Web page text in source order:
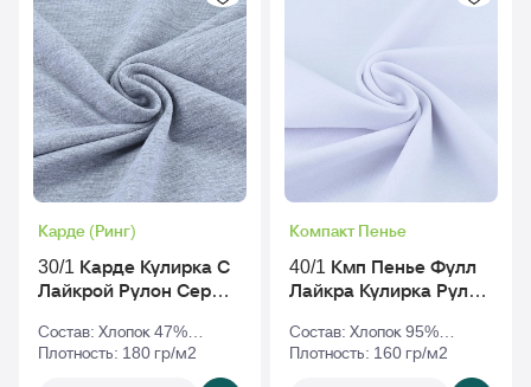
Карде (Ринг)
30/1 Карде Кулирка С
Лайкрой Рулон Серый-
Состав: Хлопок 47%
Полиэстер 47% Эластан
Плотность: 180 гр/м2
Компакт Пенье
40/1 Кмп Пенье Фулл
Лайкра Кулирка Рулон
Состав: Хлопок 95%
Эластан 5%
Плотность: 160 гр/м2